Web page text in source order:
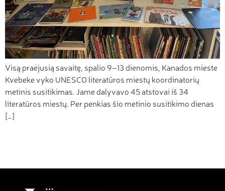
Visą praėjusią savaitę, spalio 9–13 dienomis, Kanados mieste
Kvebeke vyko UNESCO literatūros miestų koordinatorių
metinis susitikimas. Jame dalyvavo 45 atstovai iš 34
literatūros miestų. Per penkias šio metinio susitikimo dienas
[…]